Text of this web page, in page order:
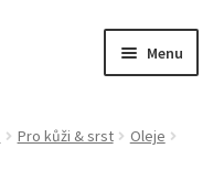
Menu
Pro kůži & srst
Oleje